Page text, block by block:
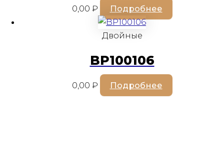
0,00 ₽ Подробнее
Двойные
BP100106
0,00 ₽ Подробнее